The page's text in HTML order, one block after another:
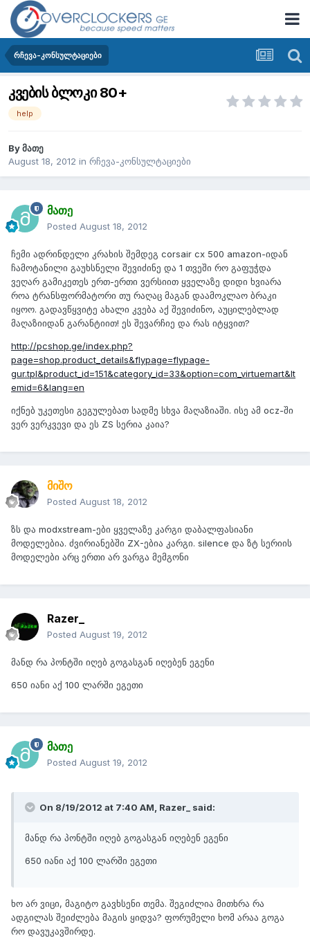
რჩევა-კონსულტაციები
კვების ბლოკი 80+
help
Byმათე
August 18, 2012 in რჩევა-კონსულტაციები
მათე
Posted August 18, 2012
ჩემი ადრინდელი კრახის შემდეგ corsair cx 500 amazon-იდან
ჩამოტანილი გაუხსნელი შევიძინე და 1 თვეში რო გაფუჭდა
ვეღარ გამიკეთეს ერთ-ერთი ვერსიით ყველაზე დიდი ხვიარა
როა ტრანსფორმატორი თუ რაღაც მაგან დაამოკლაო ბრაკი
იყოო. გადავწყვიტე ახალი კვება აქ შევიძინო, აუცილებლად
მაღაზიიდან გარანტიით! ეს შევარჩიე და რას იტყვით?
http://pcshop.ge/index.php?
page=shop.product_details&flypage=flypage-
gur.tpl&product_id=151&category_id=33&option=com_virtuemart&It
emid=6&lang=en
იქნებ უკეთესი გეგულებათ სადმე სხვა მაღაზიაში. ისე ამ ocz-ში
ვერ ვერკვევი და ეს ZS სერია კაია?
მიშო
Posted August 18, 2012
ზს და modxstream-ები ყველაზე კარგი დაბალფასიანი
მოდელებია. ძვირიანებში ZX-ებია კარგი. silence და ზტ სერიის
მოდელები არც ერთი არ ვარგა მემგონი
Razer_
Posted August 19, 2012
მანდ რა პონტში იღებ გოგასგან იღებენ ეგენი
650 იანი აქ 100 ლარში ეგეთი
მათე
Posted August 19, 2012
On 8/19/2012 at 7:40 AM, Razer_ said:
მანდ რა პონტში იღებ გოგასგან იღებენ ეგენი
650 იანი აქ 100 ლარში ეგეთი
ხო არ ვიცი, მაგიტო გავხსენი თემა. შეგიძლია მითხრა რა
ადგილას შეიძლება მაგის ყიდვა? ფორუმელი ხომ არაა გოგა
რო დავუკავშირდე.